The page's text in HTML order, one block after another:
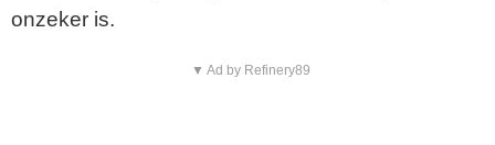
onzeker is.
▼ Ad by Refinery89